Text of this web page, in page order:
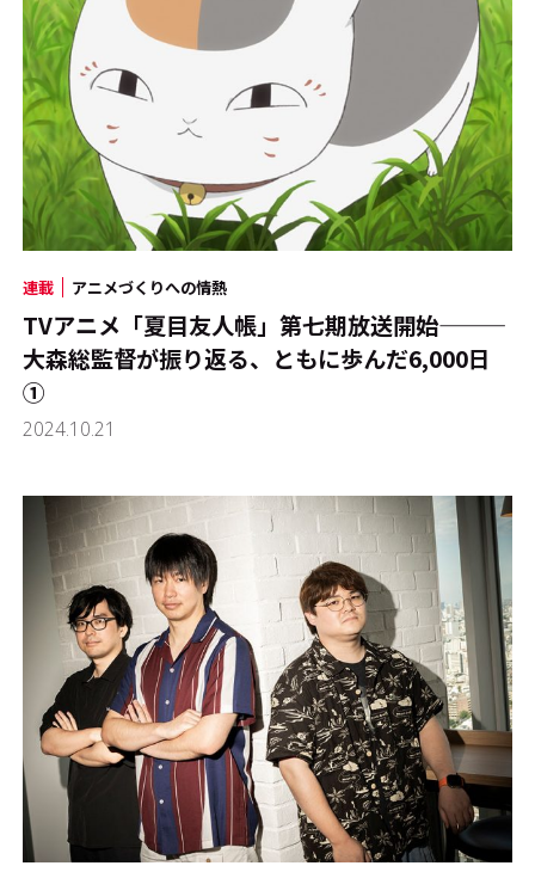
連載 アニメづくりへの情熱
TVアニメ「夏目友人帳」第七期放送開始―――
大森総監督が振り返る、ともに歩んだ6,000日
①
2024.10.21